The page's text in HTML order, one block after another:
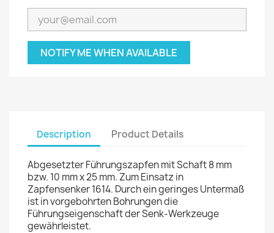
NOTIFY ME WHEN AVAILABLE
Description Product Details
Abgesetzter Führungszapfen mit Schaft 8 mm
bzw. 10 mm x 25 mm. Zum Einsatz in
Zapfensenker 1614. Durch ein geringes Untermaß
ist in vorgebohrten Bohrungen die
Führungseigenschaft der Senk-Werkzeuge
gewährleistet.